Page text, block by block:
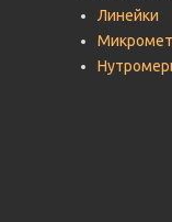
Линейки